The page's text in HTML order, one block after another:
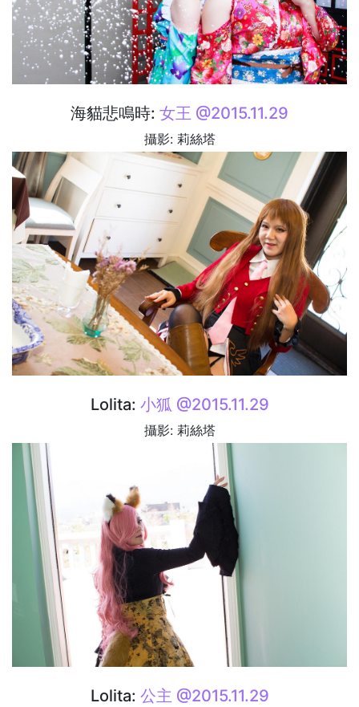
海貓悲鳴時: 女王 @2015.11.29
攝影: 莉絲塔
Lolita: 小狐 @2015.11.29
攝影: 莉絲塔
Lolita: 公主 @2015.11.29